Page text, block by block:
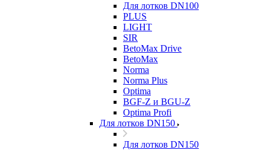
Для лотков DN100
PLUS
LIGHT
SIR
BetoMax Drive
BetoMax
Norma
Norma Plus
Optima
BGF-Z и BGU-Z
Optima Profi
Для лотков DN150
Для лотков DN150